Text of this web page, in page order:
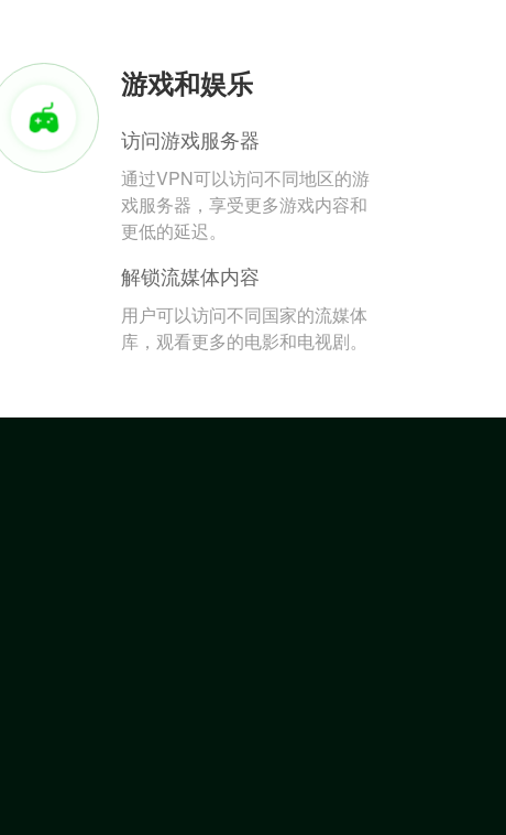
游戏和娱乐
访问游戏服务器
通过VPN可以访问不同地区的游
戏服务器，享受更多游戏内容和
更低的延迟。
解锁流媒体内容
用户可以访问不同国家的流媒体
库，观看更多的电影和电视剧。